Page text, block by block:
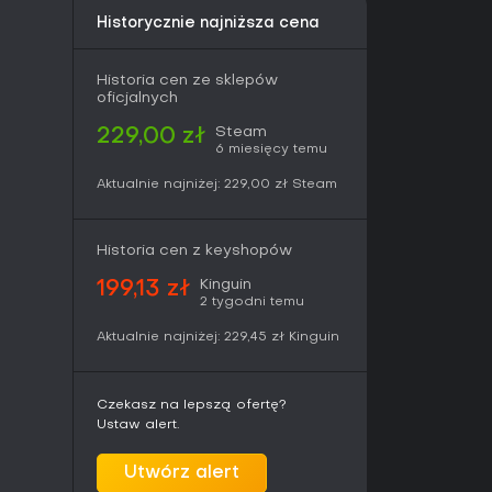
przechodzenie szpiegowskiej fabuły.
Bonda do programu Double 0 po jego
kluczowe relacje wpływające na rozwój
fabuła obejmuje międzynarodowe
agenta. Fabuła koncentruje się na
franczyzy na rzecz zamkniętej,
singleplayerowa oferuje spójną historię
zadania infiltracyjne z bardziej
Historycznie najniższa cena
Historia cen ze sklepów
oficjalnych
229,00 zł Steam
6 miesięcy temu
Aktualnie najniżej: 229,00 zł Steam
Historia cen z keyshopów
199,13 zł Kinguin
2 tygodni temu
Aktualnie najniżej: 229,45 zł Kinguin
Czekasz na lepszą ofertę?
Ustaw alert.
Utwórz alert